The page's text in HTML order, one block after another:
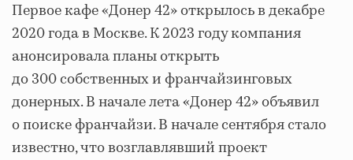
Первое кафе «Донер 42» открылось в декабре
2020 года в Москве. К 2023 году компания
анонсировала планы открыть
до 300 собственных и франчайзинговых
донерных. В начале лета «Донер 42» объявил
о поиске франчайзи. В начале сентября стало
известно, что возглавлявший проект